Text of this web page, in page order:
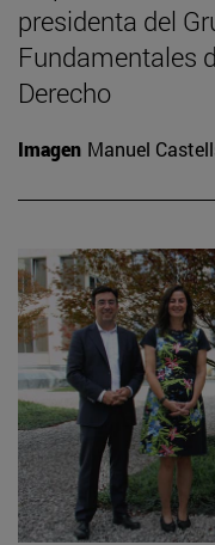
presidenta del
Fundamentales
Derecho
Imagen Manuel